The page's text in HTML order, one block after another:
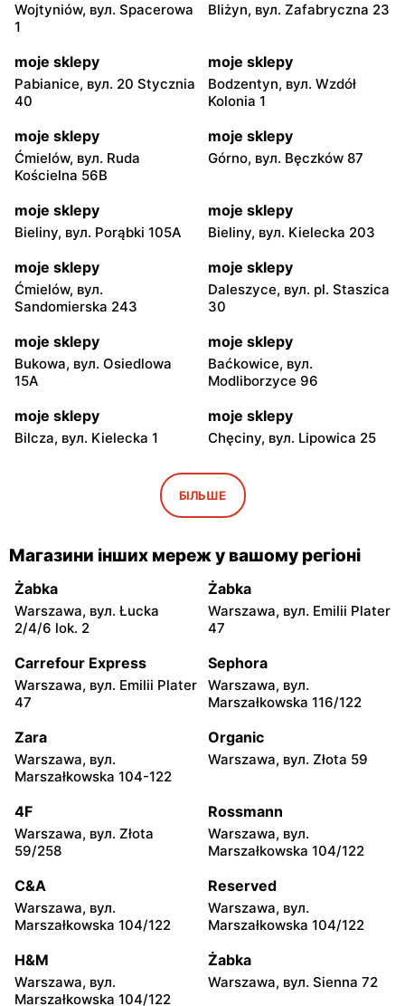
Wojtyniów, вул. Spacerowa
1
Bliżyn, вул. Zafabryczna 23
moje sklepy
Pabianice, вул. 20 Stycznia
40
moje sklepy
Bodzentyn, вул. Wzdół
Kolonia 1
moje sklepy
Ćmielów, вул. Ruda
Kościelna 56B
moje sklepy
Górno, вул. Bęczków 87
moje sklepy
Bieliny, вул. Porąbki 105A
moje sklepy
Bieliny, вул. Kielecka 203
moje sklepy
Ćmielów, вул.
Sandomierska 243
moje sklepy
Daleszyce, вул. pl. Staszica
30
moje sklepy
Bukowa, вул. Osiedlowa
15A
moje sklepy
Baćkowice, вул.
Modliborzyce 96
moje sklepy
Bilcza, вул. Kielecka 1
moje sklepy
Chęciny, вул. Lipowica 25
Iwaniska, вул. Ujazdowska
moje sklepy
Bogoria, вул. Rynek 30
moje sklepy
Gorzyce, вул. Szkolna 44
moje sklepy
Grębów, вул. Wydrza 180
moje sklepy
Jadachy, вул. Jadachy 111
moje sklepy
Jeżowe, вул. Zalesie 77
moje sklepy
Kazimierza Wielka, вул.
Kolejowa 15
moje sklepy
Kamień, вул. Błonie 23
moje sklepy
Górki, вул. Górki 71
moje sklepy
Gumniska, вул. Gumniska
moje sklepy
Iwierzyce, вул. Iwierzyce
152A
moje sklepy
Tczew, вул. Franciszka
Żwirki 61
moje sklepy
Hyżne, вул. Hyżne 100
moje sklepy
Jarosław, вул. Pełkińska
147
moje sklepy
Niebylec, вул. Niebylec 139
moje sklepy
Opole, вул. Grudzicka 45
БІЛЬШЕ
Магазини інших мереж у вашому регіоні
Żabka
Warszawa, вул. Łucka
2/4/6 lok. 2
Żabka
Warszawa, вул. Emilii Plater
47
Carrefour Express
Warszawa, вул. Emilii Plater
47
Sephora
Warszawa, вул.
Marszałkowska 116/122
Zara
Warszawa, вул.
Marszałkowska 104-122
Organic
Warszawa, вул. Złota 59
4F
Warszawa, вул. Złota
59/258
Rossmann
Warszawa, вул.
Marszałkowska 104/122
C&A
Warszawa, вул.
Marszałkowska 104/122
Reserved
Warszawa, вул.
Marszałkowska 104/122
H&M
Warszawa, вул.
Marszałkowska 104/122
Żabka
Warszawa, вул. Sienna 72